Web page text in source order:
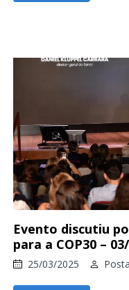
Evento discutiu
para a COP30 –
25/03/2025